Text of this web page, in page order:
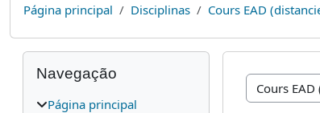
Página principal Disciplinas Cours EAD
Categorias
Blocos
Ignorar Navegação
Navegação
Página principal